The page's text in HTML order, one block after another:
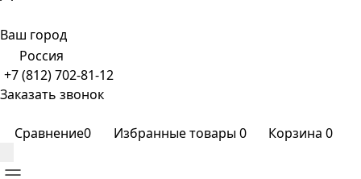
Ваш город
Россия
+7 (812) 702-81-12
Заказать звонок
Сравнение0 Избранные товары0 Корзина 0